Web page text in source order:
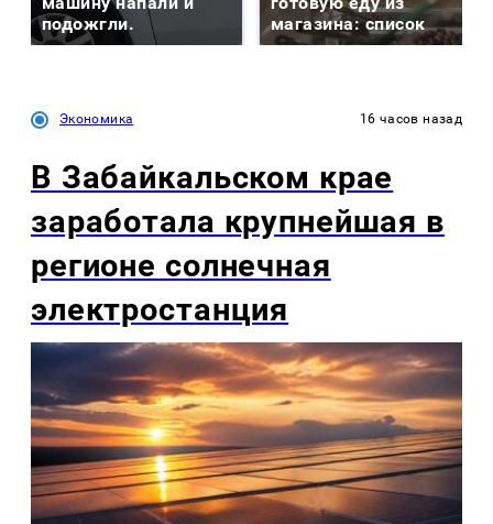
подожгли.
магазина: список
Экономика 16 часов назад
В Забайкальском крае
заработала крупнейшая в
регионе солнечная
электростанция